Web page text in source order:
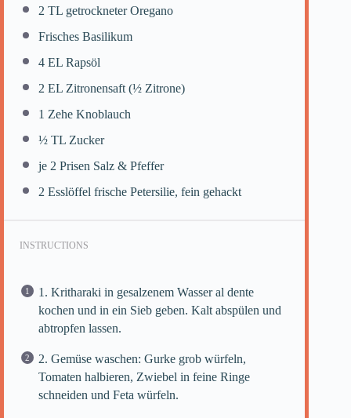
2 TL getrockneter Oregano
Frisches Basilikum
4 EL Rapsöl
2 EL Zitronensaft (½ Zitrone)
1 Zehe Knoblauch
½ TL Zucker
je 2 Prisen Salz & Pfeffer
2 Esslöffel frische Petersilie, fein gehackt
INSTRUCTIONS
1. Kritharaki in gesalzenem Wasser al dente
kochen und in ein Sieb geben. Kalt abspülen und
abtropfen lassen.
2. Gemüse waschen: Gurke grob würfeln,
Tomaten halbieren, Zwiebel in feine Ringe
schneiden und Feta würfeln.